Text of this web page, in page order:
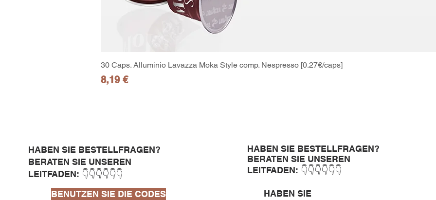
Schnellansicht
30 Caps. Alluminio Lavazza Moka Style comp. Nespresso [0.27€/caps]
Preis
8,19 €
HABEN SIE BESTELLFRAGEN?
BERATEN SIE UNSEREN
LEITFADEN: 👇👇👇👇👇👇
BENUTZEN SIE DIE CODES
HABEN SIE BESTELLFRAGEN?
BERATEN SIE UNSEREN
LEITFADEN: 👇👇👇👇👇👇
HABEN SIE